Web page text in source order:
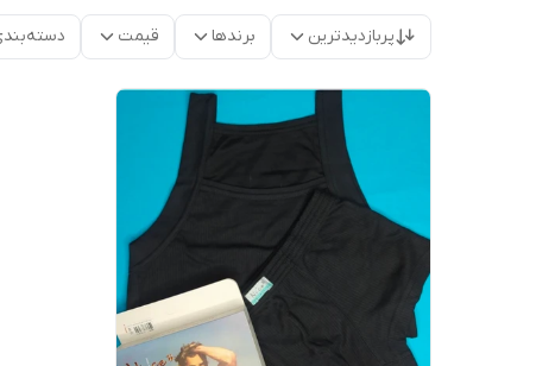
پربازدیدترین برندها قیمت